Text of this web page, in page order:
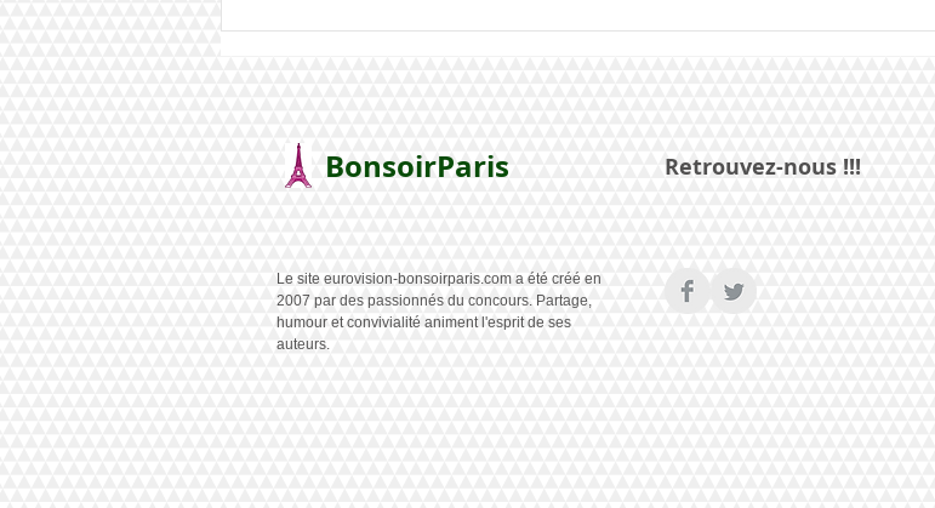
BonsoirParis Retrouvez-nous !!!
Le site eurovision-bonsoirparis.com a été créé en
2007 par des passionnés du concours. Partage,
humour et convivialité animent l'esprit de ses
auteurs.